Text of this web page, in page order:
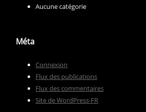
Aucune catégorie
Méta
Connexion
Flux des publications
Flux des commentaires
Site de WordPress-FR